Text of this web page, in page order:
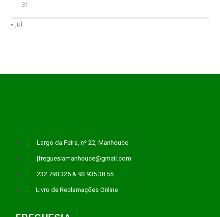
31
« Jul
Largo da Feira, nº 22, Manhouce
jfreguesiamanhouce@gmail.com
232 790 325 & 93 935 38 55
Livro de Reclamações Online